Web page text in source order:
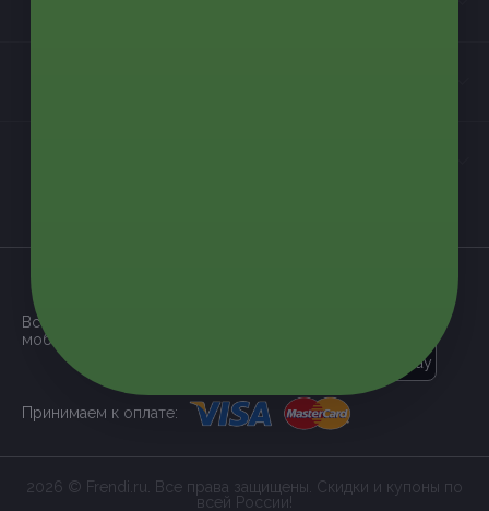
Все наши купоны доступны через
мобильное приложение:
Google Play
Принимаем к оплате:
2026 © Frendi.ru. Все права защищены. Скидки и купоны по
всей России!